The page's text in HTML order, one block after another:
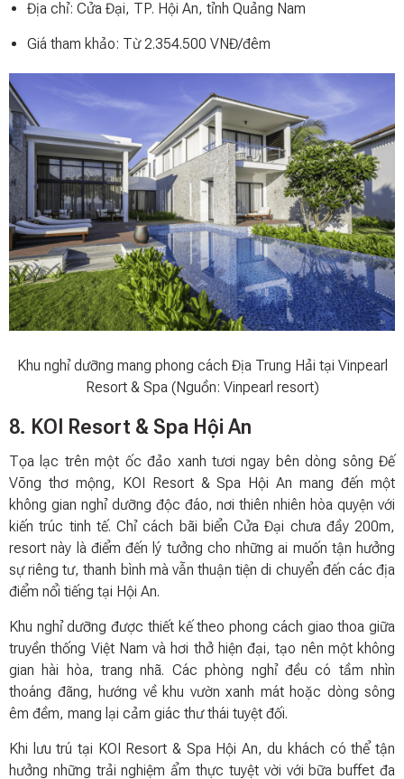
Địa chỉ: Cửa Đại, TP. Hội An, tỉnh Quảng Nam
Giá tham khảo: Từ 2.354.500 VNĐ/đêm
Khu nghỉ dưỡng mang phong cách Địa Trung Hải tại Vinpearl
Resort & Spa (Nguồn: Vinpearl resort)
8. KOI Resort & Spa Hội An
Tọa lạc trên một ốc đảo xanh tươi ngay bên dòng sông Đế
Võng thơ mộng, KOI Resort & Spa Hội An mang đến một
không gian nghỉ dưỡng độc đáo, nơi thiên nhiên hòa quyện với
kiến trúc tinh tế. Chỉ cách bãi biển Cửa Đại chưa đầy 200m,
resort này là điểm đến lý tưởng cho những ai muốn tận hưởng
sự riêng tư, thanh bình mà vẫn thuận tiện di chuyển đến các địa
điểm nổi tiếng tại Hội An.
Khu nghỉ dưỡng được thiết kế theo phong cách giao thoa giữa
truyền thống Việt Nam và hơi thở hiện đại, tạo nên một không
gian hài hòa, trang nhã. Các phòng nghỉ đều có tầm nhìn
thoáng đãng, hướng về khu vườn xanh mát hoặc dòng sông
êm đềm, mang lại cảm giác thư thái tuyệt đối.
Khi lưu trú tại KOI Resort & Spa Hội An, du khách có thể tận
hưởng những trải nghiệm ẩm thực tuyệt vời với bữa buffet đa